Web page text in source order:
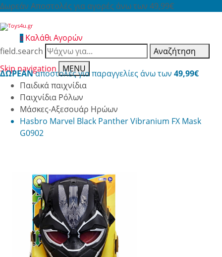
Δωρεάν Αποστολές για αγορές άνω των 49,99€
0 Καλάθι Αγορών
field.search
Αναζήτηση
Skip navigation
MENU
ΔΩΡΕΑΝαποστολές για παραγγελίες άνω των 49,99€
Παιδικά παιχνίδια
Παιχνίδια Ρόλων
Μάσκες-Αξεσουάρ Ηρώων
Hasbro Marvel Black Panther Vibranium FX Mask
G0902